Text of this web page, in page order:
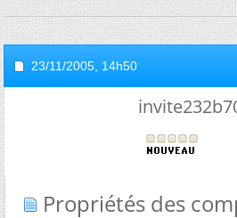
23/11/2005, 14h50
Propriétés des